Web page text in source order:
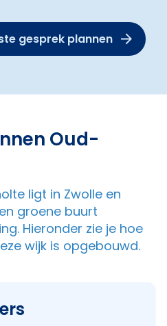
gesprek plannen
Oud-
ligt in Zwolle en
groene buurt
Hieronder zie je hoe
wijk is opgebouwd.